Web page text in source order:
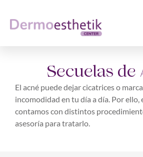
Secuelas de
El acné puede dejar cicatrices o
incomodidad en tu día a día. Por
contamos con distintos
asesoría para tratarlo.